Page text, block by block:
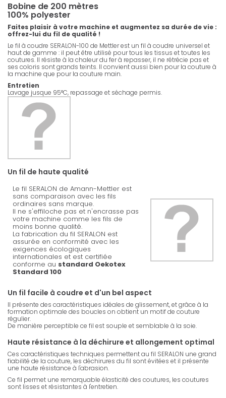
Bobine de 200 mètres
100% polyester
Faites plaisir à votre machine et augmentez sa durée de vie :
offrez-lui du fil de qualité !
Le fil à coudre SERALON-100 de Mettler est un fil à coudre universel et
haut de gamme : il peut être utilisé pour tous les tissus et toutes les
coutures. Il résiste à la chaleur du fer à repasser, il ne rétrécie pas et
ses coloris sont grands teints. Il convient aussi bien pour la couture à
la machine que pour la couture main.
Entretien
Lavage jusque 95°C, repassage et séchage permis.
Un fil de haute qualité
Le fil SERALON de Amann-Mettler est
sans comparaison avec les fils
ordinaires sans marque.
Il ne s'effiloche pas et n'encrasse pas
votre machine comme les fils de
moins bonne qualité.
La fabrication du fil SERALON est
assurée en conformité avec les
exigences écologiques
internationales et est certifiée
conforme au standard Oekotex
Standard 100
Un fil facile à coudre et d'un bel aspect
Il présente des caractéristiques idéales de glissement, et grâce à la
formation optimale des boucles on obtient un motif de couture
régulier.
De manière perceptible ce fil est souple et semblable à la soie.
Haute résistance à la déchirure et allongement optimal
Ces caractéristiques techniques permettent au fil SERALON une grand
fiabilité de la couture, les déchirures du fil sont évitées et il présente
une haute résistance à l'abrasion.
Ce fil permet une remarquable élasticité des coutures, les coutures
sont lisses et résistantes à l'entretien.